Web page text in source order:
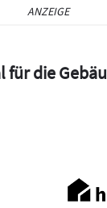
ANZEIGE
für die